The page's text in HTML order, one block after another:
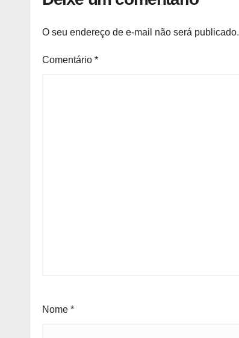
O seu endereço de e-mail não será publicado.
Comentário *
Nome *